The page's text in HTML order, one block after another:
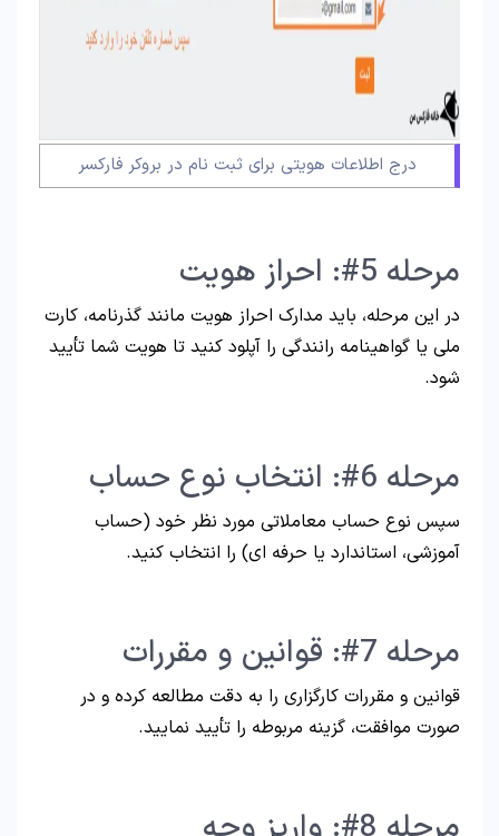
درج اطلاعات هویتی برای ثبت نام در بروکر فارکسر
مرحله 5#: احراز هویت
در این مرحله، باید مدارک احراز هویت مانند گذرنامه، کارت
ملی یا گواهینامه رانندگی را آپلود کنید تا هویت شما تأیید
شود.
مرحله 6#: انتخاب نوع حساب
سپس نوع حساب معاملاتی مورد نظر خود (حساب
آموزشی، استاندارد یا حرفه ای) را انتخاب کنید.
مرحله 7#: قوانین و مقررات
قوانین و مقررات کارگزاری را به دقت مطالعه کرده و در
صورت موافقت، گزینه مربوطه را تأیید نمایید.